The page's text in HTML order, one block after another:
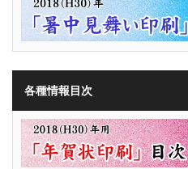
各種情報目次